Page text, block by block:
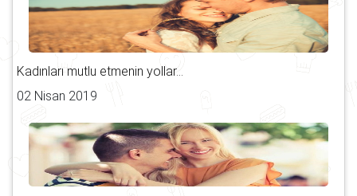
Kadınları mutlu etmenin yollar...
02 Nisan 2019